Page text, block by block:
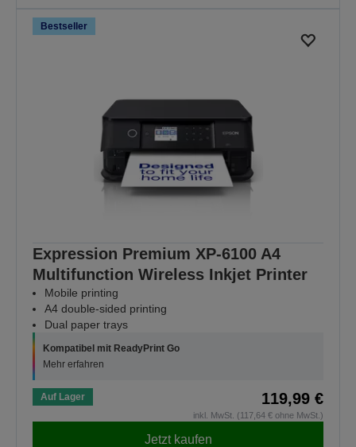
Bestseller
Expression Premium XP-6100 A4
Multifunction Wireless Inkjet Printer
Mobile printing
A4 double-sided printing
Dual paper trays
Kompatibel mit ReadyPrint Go
Mehr erfahren
Auf Lager 119,99 €
inkl. MwSt. (117,64 € ohne MwSt.)
Jetzt kaufen